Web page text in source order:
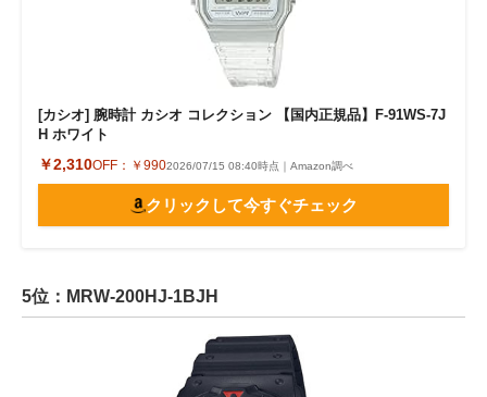
[カシオ] 腕時計 カシオ コレクション 【国内正規品】F-91WS-7J
H ホワイト
￥2,310OFF： ￥9902026/07/15 08:40時点｜Amazon調べ
クリックして今すぐチェック
5位：MRW-200HJ-1BJH